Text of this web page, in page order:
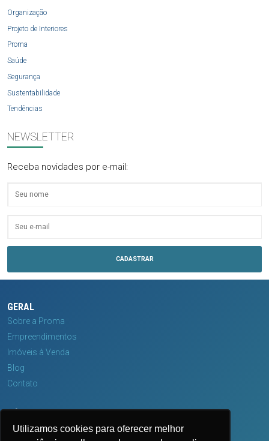
Utilizamos cookies para oferecer melhor
Organização
Projeto de Interiores
Proma
Saúde
Segurança
Sustentabilidade
Tendências
NEWSLETTER
Receba novidades por e-mail:
GERAL
Sobre a Proma
Empreendimentos
Imóveis à Venda
Blog
Contato